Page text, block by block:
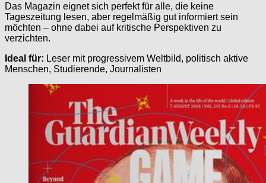
Das Magazin eignet sich perfekt für alle, die keine
Tageszeitung lesen, aber regelmäßig gut informiert sein
möchten – ohne dabei auf kritische Perspektiven zu
verzichten.
Ideal für: Leser mit progressivem Weltbild, politisch aktive
Menschen, Studierende, Journalisten